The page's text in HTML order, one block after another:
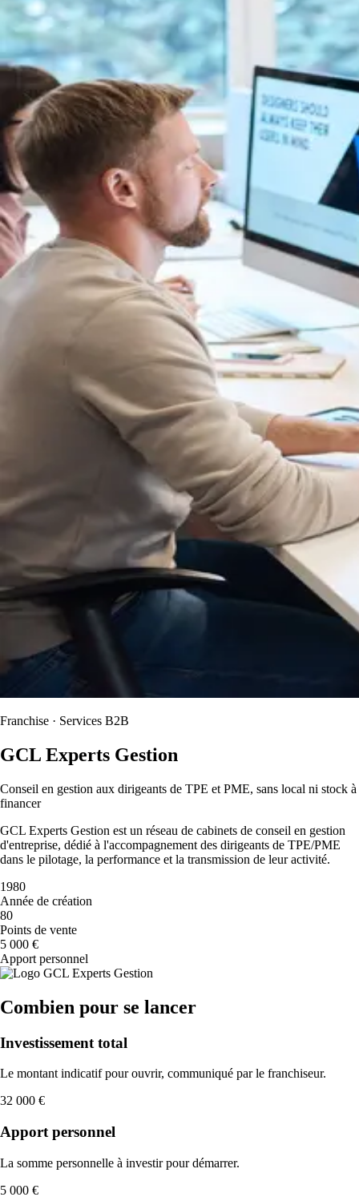
Franchise · Services B2B
GCL Experts Gestion
Conseil en gestion aux dirigeants de TPE et PME, sans local ni stock à
financer
GCL Experts Gestion est un réseau de cabinets de conseil en gestion
d'entreprise, dédié à l'accompagnement des dirigeants de TPE/PME
dans le pilotage, la performance et la transmission de leur activité.
1980
Année de création
80
Points de vente
5 000 €
Apport personnel
Combien pour se lancer
Investissement total
Le montant indicatif pour ouvrir, communiqué par le franchiseur.
32 000 €
Apport personnel
La somme personnelle à investir pour démarrer.
5 000 €